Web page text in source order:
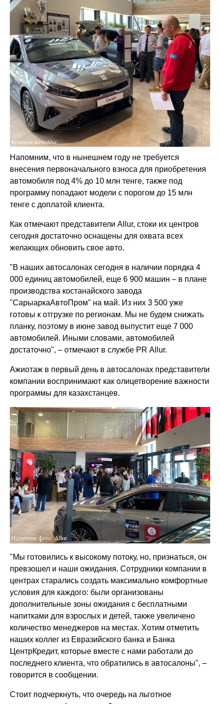
Напомним, что в нынешнем году не требуется
внесения первоначального взноса для приобретения
автомобиля под 4% до 10 млн тенге, также под
программу попадают модели с порогом до 15 млн
тенге с доплатой клиента.
Как отмечают представители Allur, стоки их центров
сегодня достаточно оснащены для охвата всех
желающих обновить свое авто.
"В наших автосалонах сегодня в наличии порядка 4
000 единиц автомобилей, еще 6 900 машин – в плане
производства костанайского завода
"СарыаркаАвтоПром" на май. Из них 3 500 уже
готовы к отгрузке по регионам. Мы не будем снижать
планку, поэтому в июне завод выпустит еще 7 000
автомобилей. Иными словами, автомобилей
достаточно", – отмечают в службе PR Allur.
Ажиотаж в первый день в автосалонах представители
компании воспринимают как олицетворение важности
программы для казахстанцев.
"Мы готовились к высокому потоку, но, признаться, он
превзошел и наши ожидания. Сотрудники компании в
центрах старались создать максимально комфортные
условия для каждого: были организованы
дополнительные зоны ожидания с бесплатными
напитками для взрослых и детей, также увеличено
количество менеджеров на местах. Хотим отметить
наших коллег из Евразийского банка и Банка
ЦентрКредит, которые вместе с нами работали до
последнего клиента, что обратились в автосалоны", –
говорится в сообщении.
Стоит подчеркнуть, что очередь на льготное